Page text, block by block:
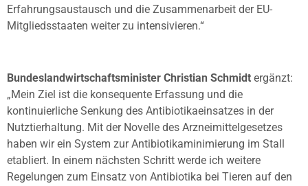
Erfahrungsaustausch und die Zusammenarbeit der EU-
Mitgliedsstaaten weiter zu intensivieren.“
Bundeslandwirtschaftsminister Christian Schmidt ergänzt:
„Mein Ziel ist die konsequente Erfassung und die
kontinuierliche Senkung des Antibiotikaeinsatzes in der
Nutztierhaltung. Mit der Novelle des Arzneimittelgesetzes
haben wir ein System zur Antibiotikaminimierung im Stall
etabliert. In einem nächsten Schritt werde ich weitere
Regelungen zum Einsatz von Antibiotika bei Tieren auf den